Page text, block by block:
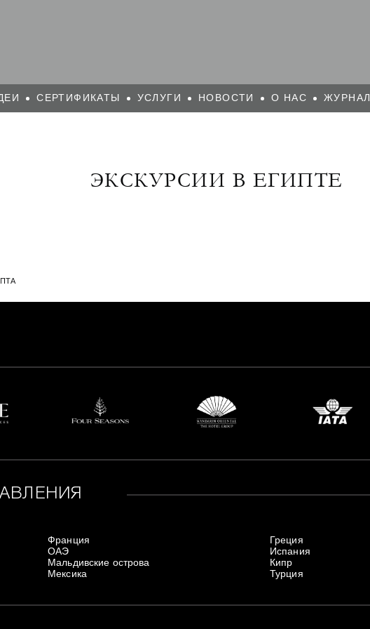
СЕРТИФИКАТЫ УСЛУГИ НОВОСТИ О НАС ЖУРНАЛ
ЭКСКУРСИИ В ЕГИПТЕ
Франция
ОАЭ
Мальдивские острова
Мексика
Греция
Испания
Кипр
Турция